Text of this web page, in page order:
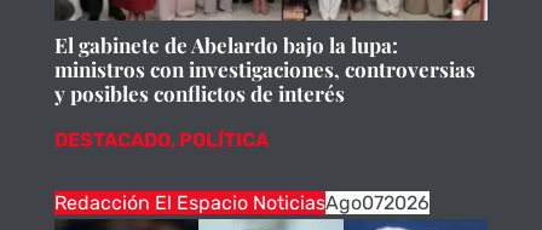
El gabinete de Abelardo bajo la lupa:
ministros con investigaciones, controversias
y posibles conflictos de interés
DESTACADO, POLÍTICA
Redacción El Espacio NoticiasAgo072026